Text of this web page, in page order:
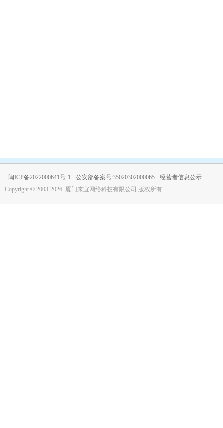
- 闽ICP备2022000641号-1 - 公安部备案号:35020302000065 - 经营者信息公示 -
Copyright © 2003-2026 厦门来宜网络科技有限公司 版权所有